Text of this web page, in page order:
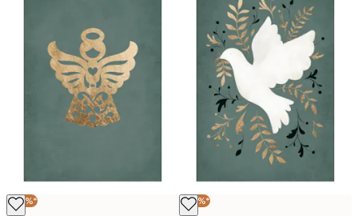
-40%* -40%*